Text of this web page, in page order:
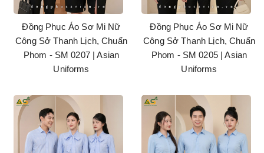
Đồng Phục Áo Sơ Mi Nữ
Công Sở Thanh Lịch, Chuẩn
Phom - SM 0207 | Asian
Uniforms
Đồng Phục Áo Sơ Mi Nữ
Công Sở Thanh Lịch, Chuẩn
Phom - SM 0205 | Asian
Uniforms